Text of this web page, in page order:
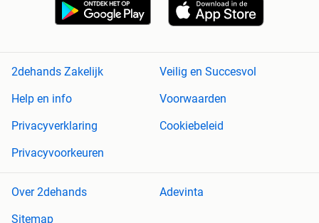
2dehands Zakelijk
Veilig en Succesvol
Help en info
Voorwaarden
Privacyverklaring
Cookiebeleid
Privacyvoorkeuren
Over 2dehands
Adevinta
Sitemap